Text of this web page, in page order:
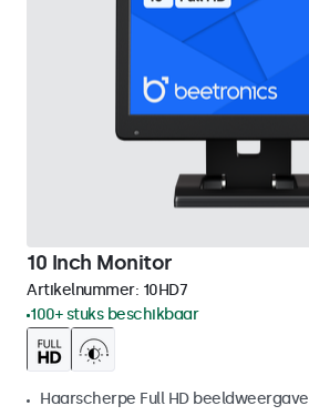
10 Inch Monitor
Artikelnummer: 10HD7
100+ stuks beschikbaar
Haarscherpe Full HD beeldweergave